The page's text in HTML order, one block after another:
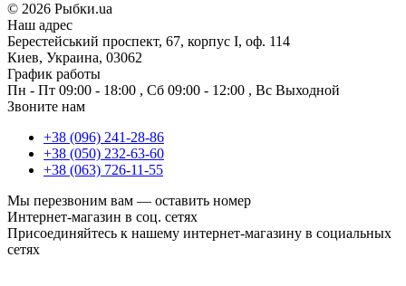
© 2026 Рыбки.ua
Наш адрес
Берестейський проспект, 67, корпус I, оф. 114
Киев, Украина, 03062
График работы
Пн - Пт 09:00 - 18:00 , Сб 09:00 - 12:00 , Вс Выходной
Звоните нам
+38 (096) 241-28-86
+38 (050) 232-63-60
+38 (063) 726-11-55
Мы перезвоним вам — оставить номер
Интернет-магазин в соц. сетях
Присоединяйтесь к нашему интернет-магазину в социальных
сетях